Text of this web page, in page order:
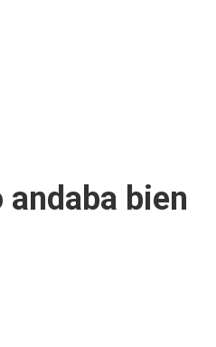
andaba bien